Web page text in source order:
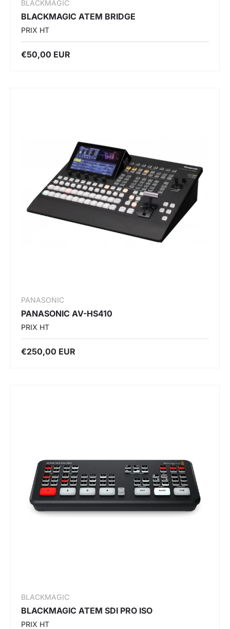
BLACKMAGIC
BLACKMAGIC ATEM BRIDGE
PRIX HT
€50,00 EUR
PANASONIC
PANASONIC AV-HS410
PRIX HT
€250,00 EUR
BLACKMAGIC
BLACKMAGIC ATEM SDI PRO ISO
PRIX HT